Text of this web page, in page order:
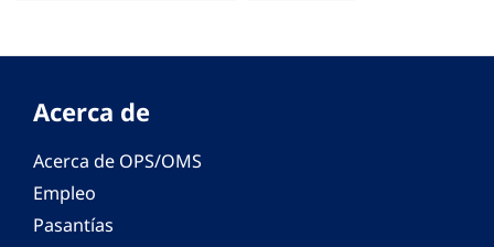
Acerca de
Acerca de OPS/OMS
Empleo
Pasantías